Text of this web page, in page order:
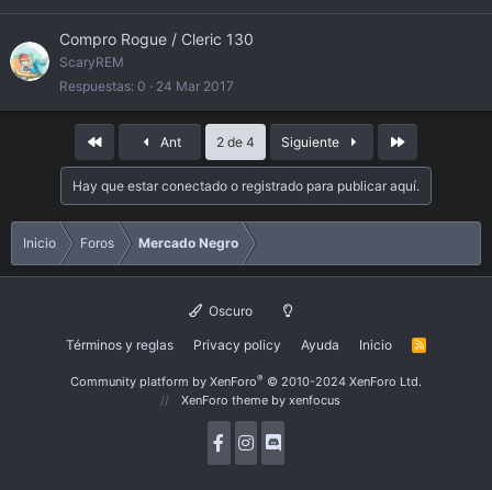
Compro Rogue / Cleric 130
ScaryREM
Respuestas 0 24 Mar 2017
Primero Ant 2 de 4 Siguiente Último
Hay que estar conectado o registrado para publicar aquí.
Inicio Foros Mercado Negro
Oscuro
Términos y reglas Privacy policy Ayuda Inicio
R
Community platform by XenForo® © 2010-2024 XenForo Ltd.
XenForo theme by xenfocus